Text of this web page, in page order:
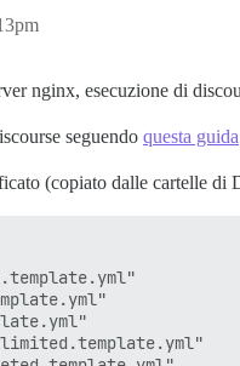
nginx, esecuzione di
seguendo questa guida
(copiato dalle cartelle di